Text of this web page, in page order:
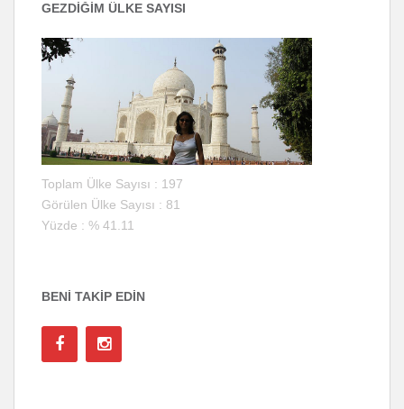
GEZDİĞİM ÜLKE SAYISI
Toplam Ülke Sayısı : 197
Görülen Ülke Sayısı : 81
Yüzde : % 41.11
BENI TAKIP EDIN